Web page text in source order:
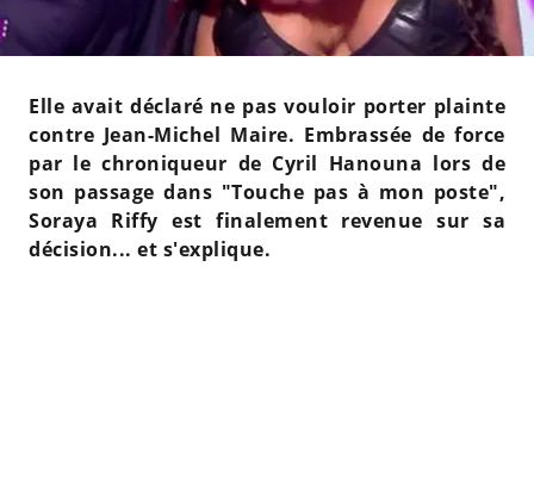
Elle avait déclaré ne pas vouloir porter plainte
contre Jean-Michel Maire. Embrassée de force
par le chroniqueur de Cyril Hanouna lors de
son passage dans "Touche pas à mon poste",
Soraya Riffy est finalement revenue sur sa
décision... et s'explique.